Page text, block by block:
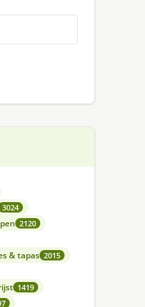
3024
2120
& tapas 2015
1419